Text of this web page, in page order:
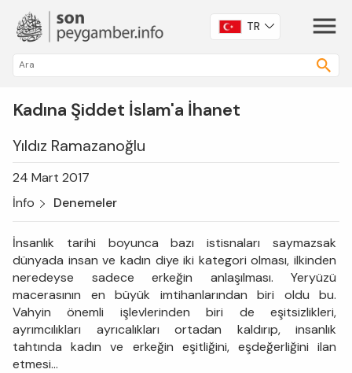
TR
Kadına Şiddet İslam'a İhanet
Yıldız Ramazanoğlu
24 Mart 2017
İnfo
Denemeler
İnsanlık tarihi boyunca bazı istisnaları saymazsak
dünyada insan ve kadın diye iki kategori olması, ilkinden
neredeyse sadece erkeğin anlaşılması. Yeryüzü
macerasının en büyük imtihanlarından biri oldu bu.
Vahyin önemli işlevlerinden biri de eşitsizlikleri,
ayrımcılıkları ayrıcalıkları ortadan kaldırıp, insanlık
tahtında kadın ve erkeğin eşitliğini, eşdeğerliğini ilan
etmesi...